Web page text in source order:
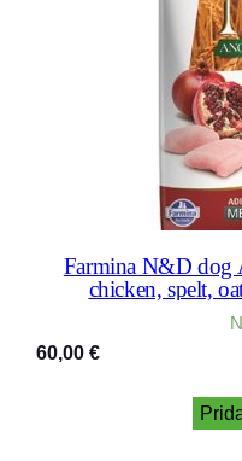
Farmina N&D dog
chicken, spelt,
60,00 €